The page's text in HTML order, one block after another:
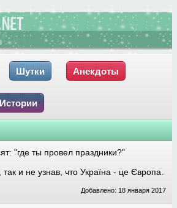
Шутки Анекдоты
Истории
"где ты провел праздники?"
так и не узнав, что Україна - це Європа.
Добавлено: 18 января 2017